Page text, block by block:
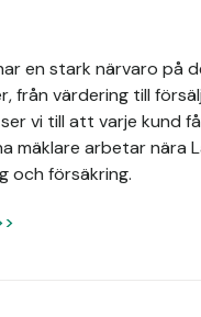
en stark närvaro på
värdering till
vi till att varje kund
mäklare arbetar nära
och försäkring.